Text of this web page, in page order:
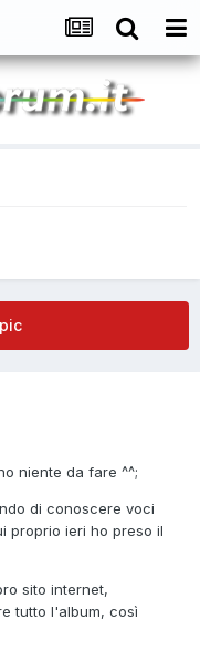
niente da fare ^^;
di conoscere voci
proprio ieri ho preso il
sito internet,
tutto l'album, così